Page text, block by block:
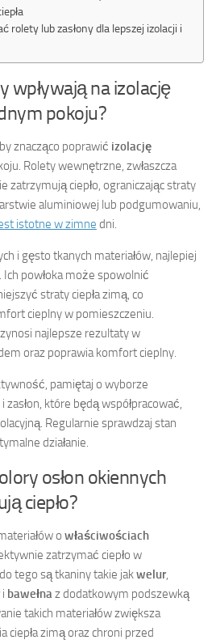
rolety lub zasłony dla lepszej izolacji i
wpływają na izolację
pokoju?
znacząco poprawić izolację
Rolety wewnętrzne, zwłaszcza
zatrzymują ciepło, ograniczając straty
aluminiowej lub podgumowaniu,
istotne w zimne dni.
i gęsto tkanych materiałów, najlepiej
Ich powłoka może spowolnić
straty ciepła zimą, co
cieplny w pomieszczeniu.
najlepsze rezultaty w
oraz poprawia komfort cieplny.
pamiętaj o wyborze
które będą współpracować,
Regularnie sprawdzaj stan
działanie.
osłon okiennych
ciepło?
o właściwościach
zatrzymać ciepło w
tego są tkaniny takie jakwelur,
i bawełna z dodatkowym podszewką
takich materiałów zwiększa
zimą oraz chroni przed